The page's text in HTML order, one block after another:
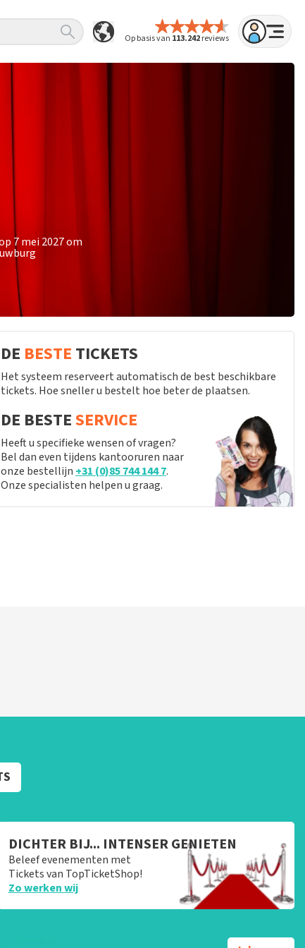
Op basis van 113.242reviews
7 mei 2027 om
DE BESTE TICKETS
Het systeem reserveert automatisch de best beschikbare
tickets. Hoe sneller u bestelt hoe beter de plaatsen.
DE BESTESERVICE
Heeft u specifieke wensen of vragen?
Bel dan even tijdens kantooruren naar
onze bestellijn +31 (0)85 744 144 7.
Onze specialisten helpen u graag.
DICHTER BIJ... INTENSER GENIETEN
Beleef evenementen met
Tickets van TopTicketShop!
Zo werken wij